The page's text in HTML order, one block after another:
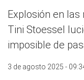
Explosión en
Tini Stoessel
imposible de
3 de agosto 2025 -